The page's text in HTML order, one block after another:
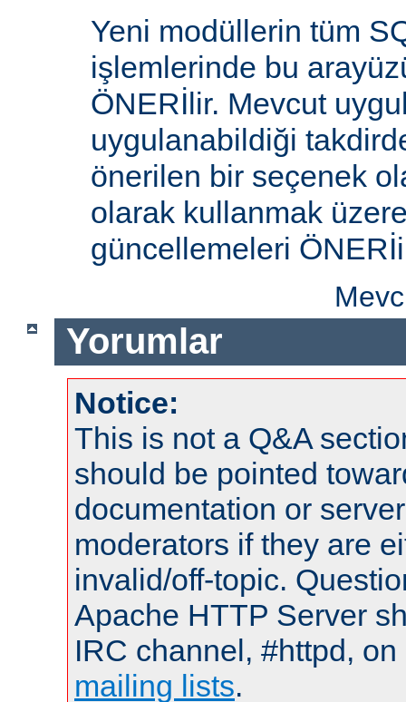
Yeni modüllerin tüm
işlemlerinde bu
ÖNERİlir. Mevcut
uygulanabildiği
önerilen bir seçenek
olarak kullanmak
güncellemeleri
Yorumlar
Notice:
This is not a Q&A
should be pointed
documentation or
moderators if they are
invalid/off-topic.
Apache HTTP Server
IRC channel, #httpd,
mailing lists.